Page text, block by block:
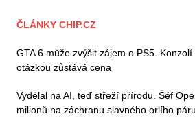
ČLÁNKY CHIP.CZ
GTA 6 může zvýšit zájem o PS5.
otázkou zůstává cena
Vydělal na AI, teď střeží přírodu. Šéf
milionů na záchranu slavného orlího páru